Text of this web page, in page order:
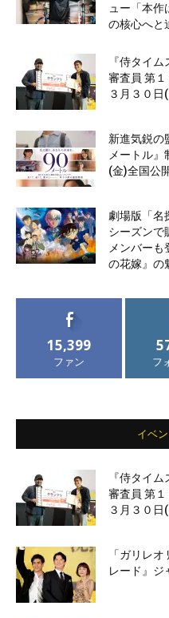
ュー「本作
の核心へと
『侍タイ
審査員 第
３月３０日
新進気鋭の
メートル』
(金)全国公
劇場版「名
シーズン
メンバーも
の花嫁』の
15,399
ファン フ
イベ
『侍タイ
審査員 第
３月３０日
「ガリレ
レード』ジ